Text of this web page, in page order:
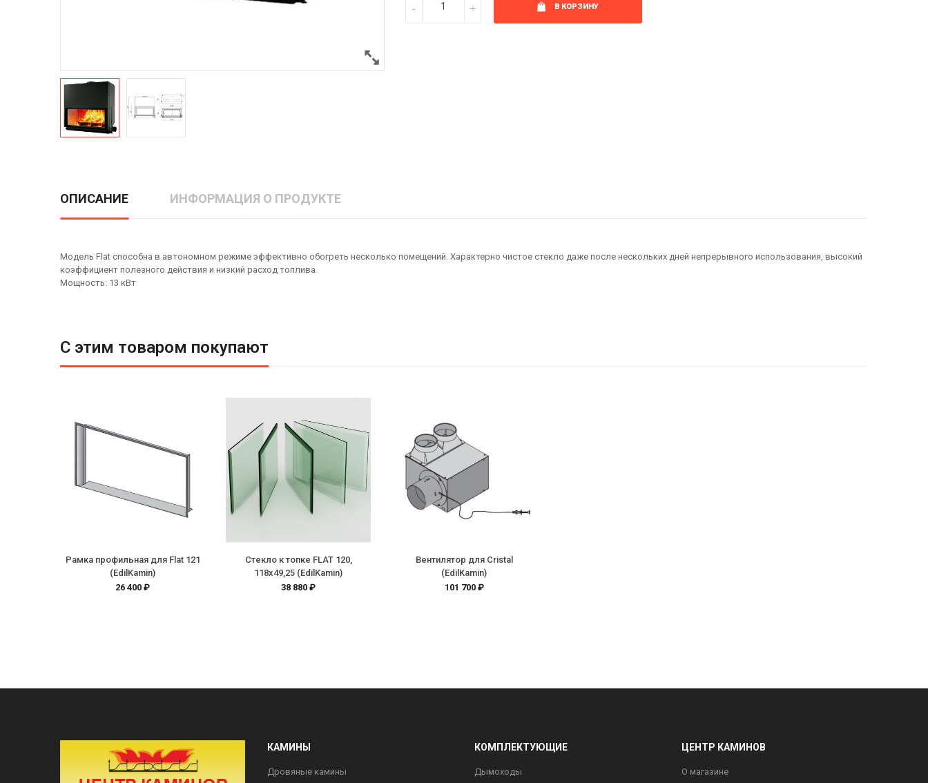
В КОРЗИНУ
ОПИСАНИЕ ИНФОРМАЦИЯ О ПРОДУКТЕ
Модель Flat способна в автономном режиме эффективно обогреть несколько помещений. Характерно чистое стекло даже после нескольких дней непрерывного использования, высокий
коэффициент полезного действия и низкий расход топлива.
Мощность: 13 кВт
С этим товаром покупают
Рамка профильная для Flat 121
(EdilKamin)
26 400 ₽
Стекло к топке FLAT 120,
118x49,25 (EdilKamin)
38 880 ₽
Вентилятор для Cristal
(EdilKamin)
101 700 ₽
КАМИНЫ
Дровяные камины
КОМПЛЕКТУЮЩИЕ
Дымоходы
ЦЕНТР КАМИНОВ
О магазине